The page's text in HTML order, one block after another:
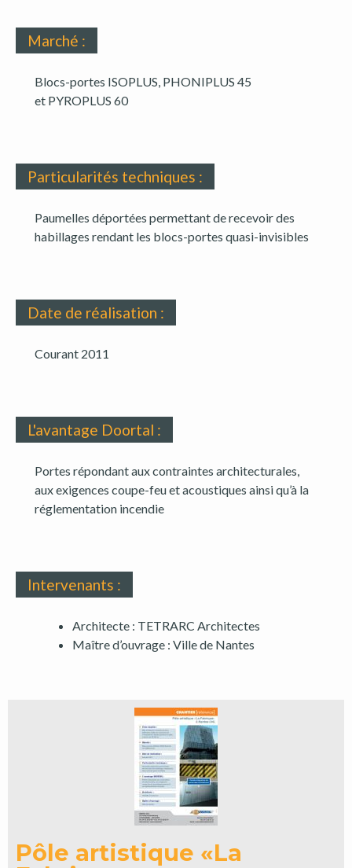
Marché :
Blocs-portes ISOPLUS, PHONIPLUS 45
et PYROPLUS 60
Particularités techniques :
Paumelles déportées permettant de recevoir des
habillages rendant les blocs-portes quasi-invisibles
Date de réalisation :
Courant 2011
L'avantage Doortal :
Portes répondant aux contraintes architecturales,
aux exigences coupe-feu et acoustiques ainsi qu’à la
réglementation incendie
Intervenants :
Architecte : TETRARC Architectes
Maître d’ouvrage : Ville de Nantes
Pôle artistique «La